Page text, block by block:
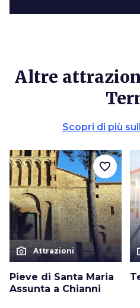
Altre
Scopri di più
photo_camera Attrazioni
Pieve di Santa Maria
Assunta a Chianni
favorite_border